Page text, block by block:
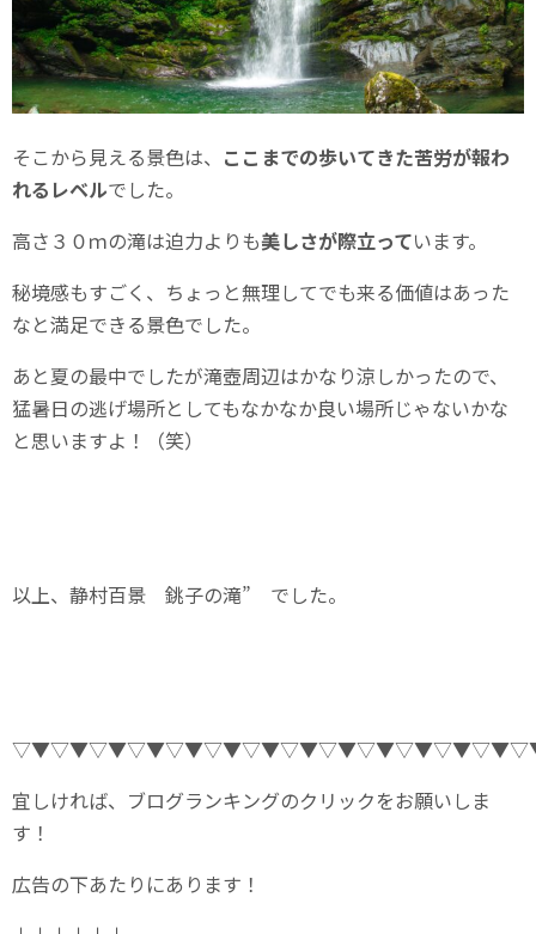
そこから見える景色は、 ここまでの歩いてきた苦労が報わ
れるレベルでした。
高さ３０ｍの滝は迫力よりも美しさが際立っています。
秘境感もすごく、ちょっと無理してでも来る価値はあった
なと満足できる景色でした。
あと夏の最中でしたが滝壺周辺はかなり涼しかったので、
猛暑日の逃げ場所としてもなかなか良い場所じゃないかな
と思いますよ！（笑）
以上、静村百景 銚子の滝” でした。
宜しければ、ブログランキングのクリックをお願いしま
す！
広告の下あたりにあります！